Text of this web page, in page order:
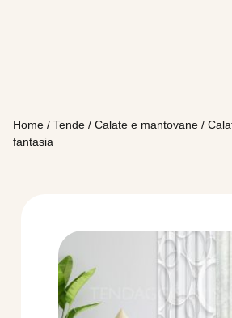
Home /Tende /Calate e mantovane /
fantasia